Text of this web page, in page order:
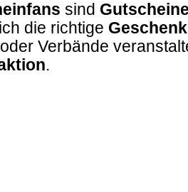
sind
die richtige
Verbände
.